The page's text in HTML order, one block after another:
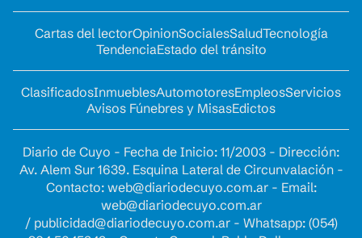
Cartas del lectorOpinionSocialesSaludTecnología
TendenciaEstado del tránsito
ClasificadosInmueblesAutomotoresEmpleosServicios
Avisos Fúnebres y MisasEdictos
Diario de Cuyo - Fecha de Inicio: 11/2003 - Dirección:
Av. Alem Sur 1639. Esquina Lateral de Circunvalación -
Contacto: web@diariodecuyo.com.ar- Email:
web@diariodecuyo.com.ar
/ publicidad@diariodecuyo.com.ar- Whatsapp: (054)